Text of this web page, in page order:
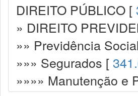
DIREITO PÚBLICO [
» DIREITO
»» Previdência
»»» Segurados [
»»»» Manutenção e